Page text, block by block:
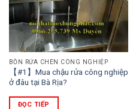
BỒN RỬA CHÉN CÔNG NGHIỆP
【#1】Mua chậu rửa công nghiệp
ở đâu tại Bà Rịa?
ĐỌC TIẾP